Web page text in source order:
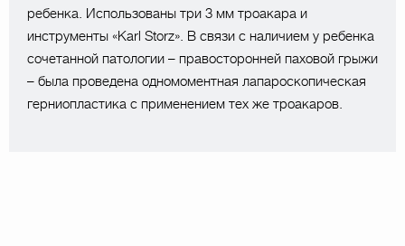
ребенка. Использованы три 3 мм троакара и
инструменты «Karl Storz». В связи с наличием у ребенка
сочетанной патологии – правосторонней паховой грыжи
– была проведена одномоментная лапароскопическая
герниопластика с применением тех же троакаров.